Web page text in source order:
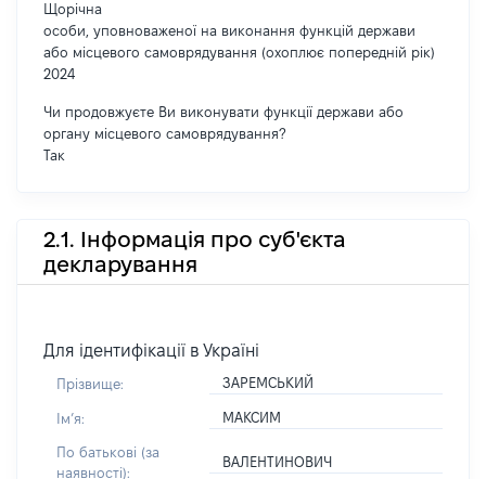
Щорічна
особи, уповноваженої на виконання функцій держави
або місцевого самоврядування (охоплює попередній рік)
2024
Чи продовжуєте Ви виконувати функції держави або
органу місцевого самоврядування?
Так
2.1. Інформація про суб'єкта
декларування
Для ідентифікації в Україні
Прізвище: ЗАРЕМСЬКИЙ
Імʼя: МАКСИМ
По батькові (за
наявності):
ВАЛЕНТИНОВИЧ